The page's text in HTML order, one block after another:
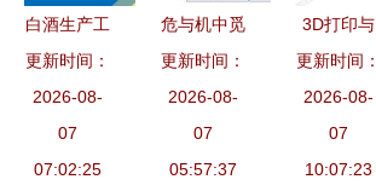
的数字空间
体验
白酒生产工
艺与技术概
述 从原辅
材料到现代
信息化管理
更新时间：
2026-08-
07
07:02:25
危与机中觅
高景 医疗
器械行业的
确定性机遇
与计算机软
更新时间：
2026-08-
07
05:57:37
3D打印与
智能模塑成
型技术 装
备、软件及
零售新机遇
更新时间：
2026-08-
07
10:07:23